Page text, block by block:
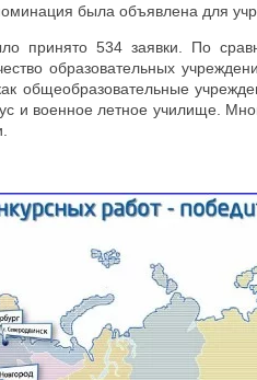
была объявлена для
принято 534 заявки. По
образовательных
общеобразовательные
и военное летное училище.